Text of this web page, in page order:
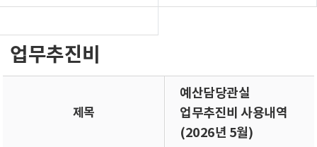
업무추진비
제목
예산담당관실
업무추진비 사용내역
(2026년 5월)